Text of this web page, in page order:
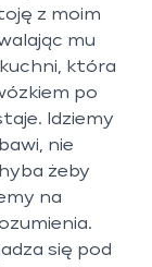
z moim
mu
która
po
Idziemy
nie
żeby
na
się pod